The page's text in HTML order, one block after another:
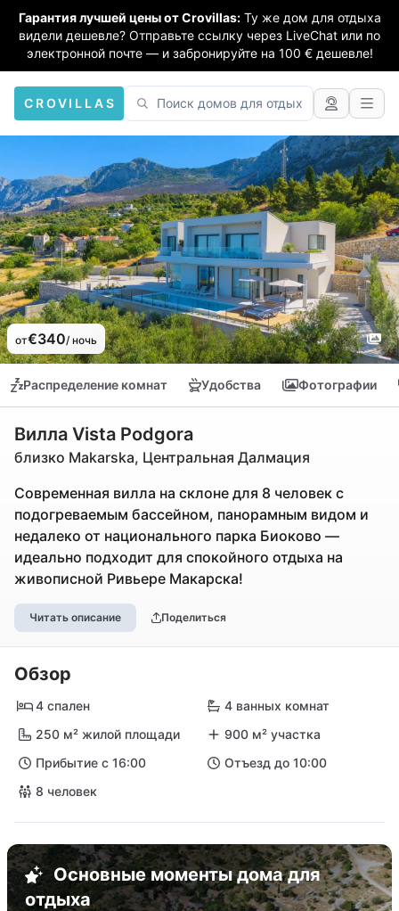
Гарантия лучшей цены от Crovillas: Ту же дом для отдыха
видели дешевле? Отправьте ссылку через LiveChat или по
электронной почте — и забронируйте на 100 € дешевле!
CROVILLAS
от€340/ ночь
Распределение комнат Удобства Фотографии
Вилла Vista Podgora
близко Makarska, Центральная Далмация
Современная вилла на склоне для 8 человек с
подогреваемым бассейном, панорамным видом и
недалеко от национального парка Биоково —
идеально подходит для спокойного отдыха на
живописной Ривьере Макарска!
Читать описание Поделиться
Обзор
4 спален
4 ванных комнат
250 м² жилой площади
900 м² участка
Прибытие с 16:00
Отъезд до 10:00
8 человек
Основные моменты дома для
отдыха